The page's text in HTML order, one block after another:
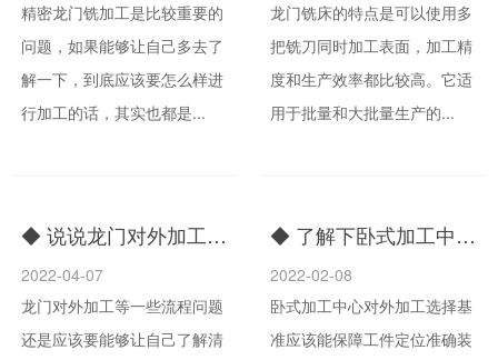
精密龙门铣加工是比较重要的
问题，如果能够让自己多去了
解一下，到底应该要怎么样进
行加工的话，其实也都是...
龙门铣床的特点是可以使用多
把铣刀同时加工表面，加工精
度和生产效率都比较高。它适
用于批量和大批量生产的...
◆ 说说龙门对外加工会有一些什么样的流程
2022-04-07
龙门对外加工等一些流程问题
还是应该要能够让自己了解清
◆ 了解下卧式加工中心对外加工的定位选择
2022-02-08
卧式加工中心对外加工选择基
准应该能保障工件定位准确装